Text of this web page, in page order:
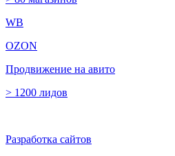
WB
OZON
Продвижение на авито
> 1200 лидов
Разработка сайтов